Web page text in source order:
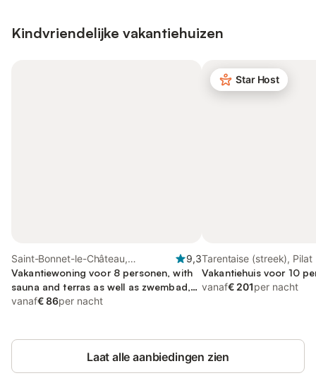
Kindvriendelijke vakantiehuizen
Saint-Bonnet-le-Château,
Montbrison
9,3
Vakantiewoning voor 8 personen, with
sauna and terras as well as zwembad,
kindvriendelijk
vanaf€ 86per nacht
Star Host
Tarentaise (streek), Pilat
Natuurpark
Vakantiehuis voor 10
vanaf€ 201per nacht
Laat alle aanbiedingen zien